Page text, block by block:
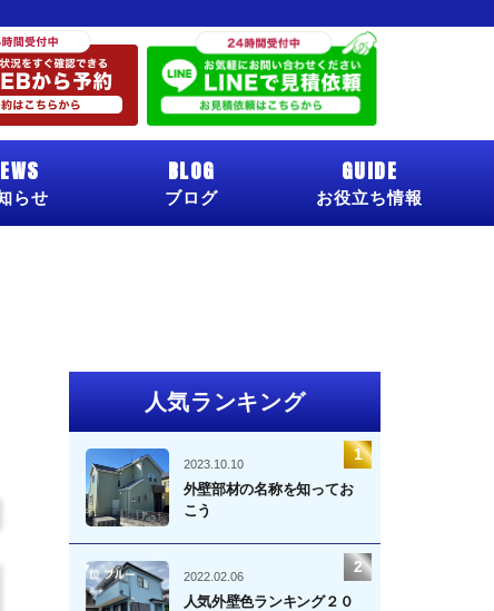
らせ
BLOG
ブログ
GUIDE
お役立ち情報
人気ランキング
2023.10.10
外壁部材の名称を知ってお
こう
2022.02.06
人気外壁色ランキング２０